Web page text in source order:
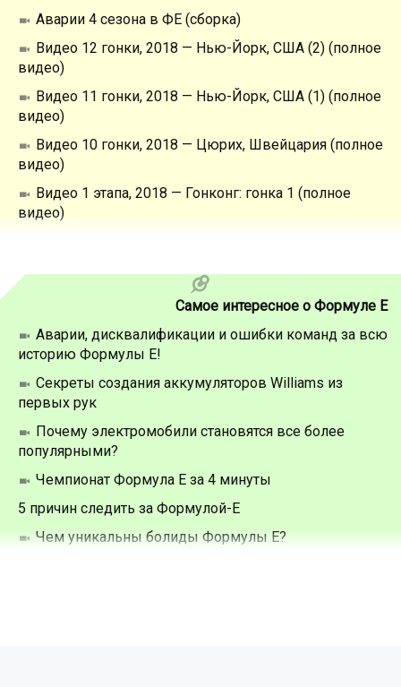
Аварии 4 сезона в ФЕ (сборка)
Видео 12 гонки, 2018 — Нью-Йорк, США (2) (полное
видео)
Видео 11 гонки, 2018 — Нью-Йорк, США (1) (полное
видео)
Видео 10 гонки, 2018 — Цюрих, Швейцария (полное
видео)
Видео 1 этапа, 2018 — Гонконг: гонка 1 (полное
видео)
Самое интересное о Формуле Е
Аварии, дисквалификации и ошибки команд за всю
историю Формулы Е!
Секреты создания аккумуляторов Williams из
первых рук
Почему электромобили становятся все более
популярными?
Чемпионат Формула Е за 4 минуты
5 причин следить за Формулой-Е
Чем уникальны болиды Формулы Е?